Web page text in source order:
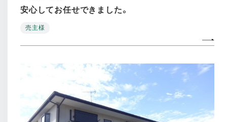
安心してお任せできました。
売主様